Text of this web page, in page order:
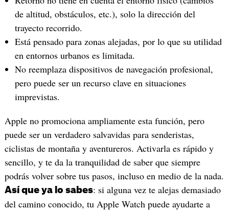
de altitud, obstáculos, etc.), solo la dirección del
trayecto recorrido.
Está pensado para zonas alejadas, por lo que su utilidad
en entornos urbanos es limitada.
No reemplaza dispositivos de navegación profesional,
pero puede ser un recurso clave en situaciones
imprevistas.
Apple no promociona ampliamente esta función, pero
puede ser un verdadero salvavidas para senderistas,
ciclistas de montaña y aventureros. Activarla es rápido y
sencillo, y te da la tranquilidad de saber que siempre
podrás volver sobre tus pasos, incluso en medio de la nada.
Así que ya lo sabes: si alguna vez te alejas demasiado
del camino conocido, tu Apple Watch puede ayudarte a